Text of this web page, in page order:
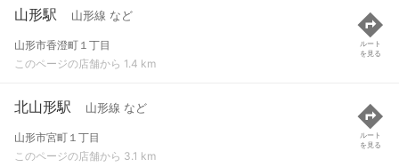
山形駅 山形線 など
山形市香澄町１丁目
このページの店舗から 1.4 km
ルート
を見る
北山形駅 山形線 など
山形市宮町１丁目
このページの店舗から 3.1 km
ルート
を見る